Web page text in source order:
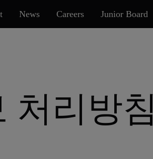
News Careers Junior Board
처리방침